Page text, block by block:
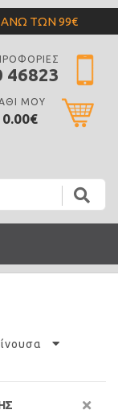
ΤΩΝ 99€
46823
ΜΟΥ
0.00€